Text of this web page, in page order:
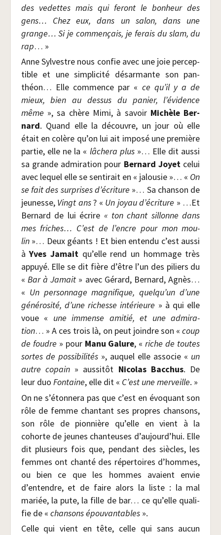
des vedettes mais qui feront le bon­heur des
gens… Chez eux, dans un salon, dans une
grange… Si je com­men­çais, je ferais du slam, du
rap… »
Anne Syl­vestre nous confie avec une joie per­cep­
tible et une sim­pli­ci­té désar­mante son pan­
théon… Elle com­mence par « ce qu’il y a de
mieux, bien au des­sus du panier, l’évidence
même », sa chère Mimi, à savoir Michèle Ber­
nard. Quand elle la découvre, un jour où elle
était en colère qu’on lui ait impo­sé une pre­mière
par­tie, elle ne la « lâche­ra plus»… Elle dit aus­si
sa grande admi­ra­tion pour Ber­nard Joyet celui
avec lequel elle se sen­ti­rait en « jalou­sie »… « On
se fait des sur­prises d’écriture »… Sa chan­son de
jeu­nesse, Vingt ans? « Un joyau d’écriture » …Et
Ber­nard de lui écrire « ton chant sillonne dans
mes friches… C’est de l’encre pour mon mou­
lin»… Deux géants ! Et bien enten­du c’est aus­si
àYves Jamaitqu’elle rend un hom­mage très
appuyé. Elle se dit fière d’être l’un des piliers du
« Bar à Jamait » avec Gérard, Ber­nard, Agnès…
« Un per­son­nage magni­fique, quelqu’un d’une
géné­ro­si­té, d’une richesse inté­rieure » à qui elle
voue « une immense ami­tié, et une admi­ra­
tion… » A ces trois là, on peut joindre son «coup
de foudre » pour Manu Galure, «riche de toutes
sortes de pos­si­bi­li­tés», auquel elle asso­cie « un
autre copain» aus­si­tôt Nico­las Bac­chus. De
leur duo Fon­taine, elle dit « C’est une mer­veille. »
On ne s’étonnera pas que c’est en évo­quant son
rôle de femme chan­tant ses propres chan­sons,
son rôle de pion­nière qu’elle en vient à la
cohorte de jeunes chan­teuses d’aujourd’hui. Elle
dit plu­sieurs fois que, pen­dant des siècles, les
femmes ont chan­té des réper­toires d’hommes,
ou bien ce que les hommes avaient envie
d’entendre, et de faire alors la liste : la mal
mariée, la pute, la fille de bar… ce qu’elle qua­li­
fie de « chan­sons épou­van­tables».
Celle qui vient en tête, celle qui sans aucun